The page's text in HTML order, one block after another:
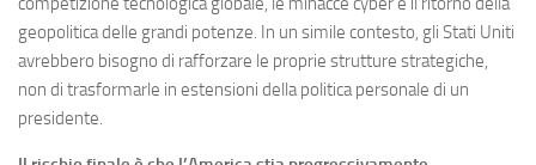
geopolitica delle grandi potenze. In un simile contesto, gli Stati Uniti
avrebbero bisogno di rafforzare le proprie strutture strategiche,
non di trasformarle in estensioni della politica personale di un
presidente.